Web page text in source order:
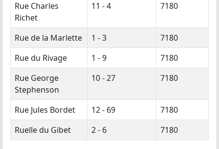
Rue Charles
Richet
11 - 4 7180
Rue de la Marlette 1 - 3
7180
Rue du Rivage
1 - 9
7180
Rue George
Stephenson
10 - 27 7180
Rue Jules Bordet 12 - 69
7180
Ruelle du Gibet
2 - 6 7180